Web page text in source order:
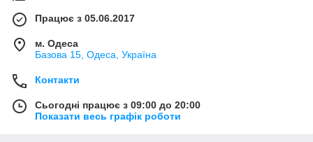
Працює з 05.06.2017
м. Одеса
Базова 15, Одеса, Україна
Контакти
Сьогодні працює з 09:00 до 20:00
Показати весь графік роботи